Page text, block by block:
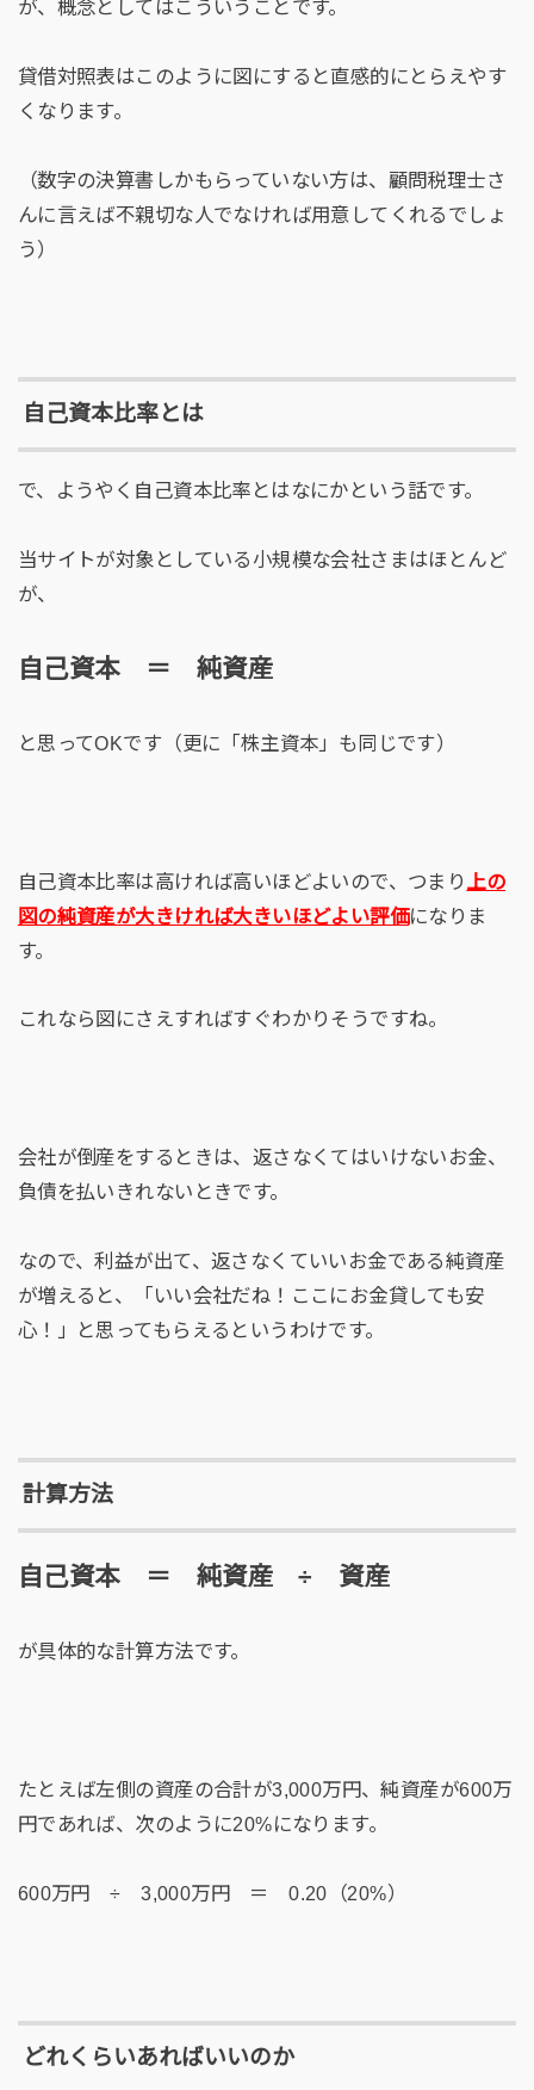
が、概念としてはこういうことです。
貸借対照表はこのように図にすると直感的にとらえやす
くなります。
（数字の決算書しかもらっていない方は、顧問税理士さ
んに言えば不親切な人でなければ用意してくれるでしょ
う）
自己資本比率とは
で、ようやく自己資本比率とはなにかという話です。
当サイトが対象としている小規模な会社さまはほとんど
が、
自己資本 ＝ 純資産
と思ってOKです（更に「株主資本」も同じです）
自己資本比率は高ければ高いほどよいので、つまり
上の
図の純資産が大きければ大きいほどよい評価になりま
す。
これなら図にさえすればすぐわかりそうですね。
会社が倒産をするときは、返さなくてはいけないお金、
負債を払いきれないときです。
なので、利益が出て、返さなくていいお金である純資産
が増えると、「いい会社だね！ここにお金貸しても安
心！」と思ってもらえるというわけです。
計算方法
自己資本 ＝ 純資産 ÷ 資産
が具体的な計算方法です。
たとえば左側の資産の合計が3,000万円、純資産が600万
円であれば、次のように20%になります。
600万円 ÷ 3,000万円 ＝ 0.20（20%）
どれくらいあればいいのか